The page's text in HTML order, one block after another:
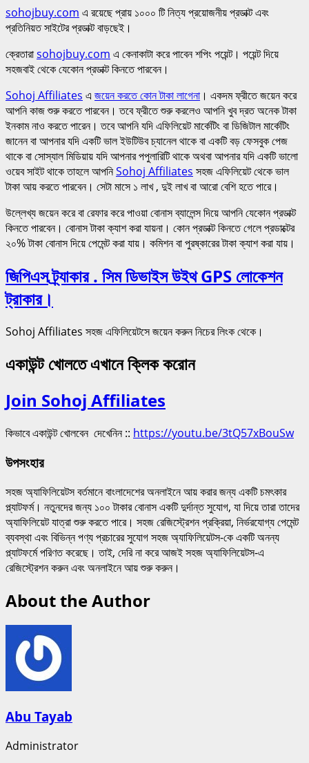
sohojbuy.com এ রয়েছে প্রায় ১০০০ টি নিত্য প্রয়োজনীয় প্রডাক্ট এবং
প্রতিনিয়ত সাইটের প্রডাক্ট বাড়ছেই।
ক্রেতারাsohojbuy.com এ কেনাকাটা করে পাবেন শপিং পয়েন্ট। পয়েন্ট দিয়ে
সহজবাই থেকে যেকোন প্রডাক্ট কিনতে পারবেন।
Sohoj Affiliates এ জয়েন করতে কোন টাকা লাগেনা । একদম ফ্রীতে জয়েন করে
আপনি কাজ শুরু করতে পারবেন। তবে ফ্রীতে শুরু করলেও আপনি খুব দ্রত অনেক টাকা
ইনকাম নাও করতে পারেন। তবে আপনি যদি এফিলিয়েট মার্কেটিং বা ডিজিটাল মার্কেটিং
জানেন বা আপনার যদি একটি ভাল ইউটিউব চ্যানেল থাকে বা একটি বড় ফেসবুক পেজ
থাকে বা সোস্যাল মিডিয়ায় যদি আপনার পপুলারিটি থাকে অথবা আপনার যদি একটি ভালো
ওয়েব সাইট থাকে তাহলে আপনিSohoj Affiliates সহজ এফিলিয়েট থেকে ভাল
টাকা আয় করতে পারবেন। সেটা মাসে ১ লাখ , দুই লাখ বা আরো বেশি হতে পারে।
উল্লেখ্য জয়েন করে বা রেফার করে পাওয়া বোনাস ব্যালেন্স দিয়ে আপনি যেকোন প্রডাক্ট
কিনতে পারবেন। বোনাস টাকা ক্যাশ করা যায়না। কোন প্রডাক্ট কিনতে গেলে প্রডাক্টের
২০% টাকা বোনাস দিয়ে পেমেন্ট করা যায়। কমিশন বা পুরষ্কারের টাকা ক্যাশ করা যায়।
জিপিএস ট্র্যাকার . সিম ডিভাইস উইথ GPS লোকেশন
ট্রাকার।
Sohoj Affiliates সহজ এফিলিয়েটসে জয়েন করুন নিচের লিংক থেকে।
একাউন্ট খোলতে এখানে ক্লিক করোন
Join Sohoj Affiliates
কিভাবে একাউন্ট খোলবেন দেখেনিন :: https://youtu.be/3tQ57xBouSw
উপসংহার
সহজ অ্যাফিলিয়েটস বর্তমানে বাংলাদেশের অনলাইনে আয় করার জন্য একটি চমৎকার
প্ল্যাটফর্ম। নতুনদের জন্য ১০০ টাকার বোনাস একটি দুর্দান্ত সুযোগ, যা দিয়ে তারা তাদের
অ্যাফিলিয়েট যাত্রা শুরু করতে পারে। সহজ রেজিস্ট্রেশন প্রক্রিয়া, নির্ভরযোগ্য পেমেন্ট
ব্যবস্থা এবং বিভিন্ন পণ্য প্রচারের সুযোগ সহজ অ্যাফিলিয়েটস-কে একটি অনন্য
প্ল্যাটফর্মে পরিণত করেছে। তাই, দেরি না করে আজই সহজ অ্যাফিলিয়েটস-এ
রেজিস্ট্রেশন করুন এবং অনলাইনে আয় শুরু করুন।
About the Author
Abu Tayab
Administrator